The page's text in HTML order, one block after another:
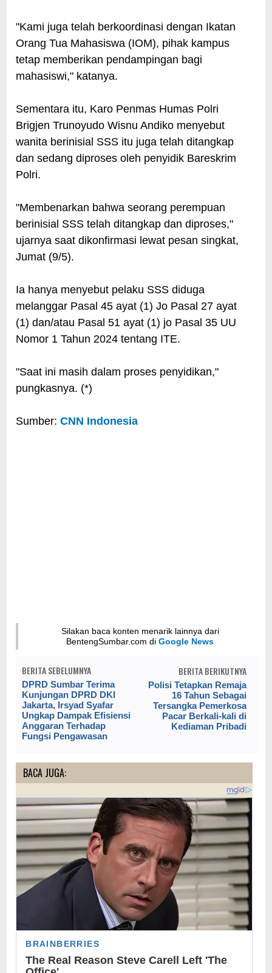
"Kami juga telah berkoordinasi dengan Ikatan
Orang Tua Mahasiswa (IOM), pihak kampus
tetap memberikan pendampingan bagi
mahasiswi," katanya.
Sementara itu, Karo Penmas Humas Polri
Brigjen Trunoyudo Wisnu Andiko menyebut
wanita berinisial SSS itu juga telah ditangkap
dan sedang diproses oleh penyidik Bareskrim
Polri.
"Membenarkan bahwa seorang perempuan
berinisial SSS telah ditangkap dan diproses,"
ujarnya saat dikonfirmasi lewat pesan singkat,
Jumat (9/5).
Ia hanya menyebut pelaku SSS diduga
melanggar Pasal 45 ayat (1) Jo Pasal 27 ayat
(1) dan/atau Pasal 51 ayat (1) jo Pasal 35 UU
Nomor 1 Tahun 2024 tentang ITE.
"Saat ini masih dalam proses penyidikan,"
pungkasnya. (*)
Sumber:CNN Indonesia
Silakan baca konten menarik lainnya dari
BentengSumbar.com diGoogle News
BERITA SEBELUMNYA
DPRD Sumbar Terima
Kunjungan DPRD DKI
Jakarta, Irsyad Syafar
Ungkap Dampak Efisiensi
Anggaran Terhadap
Fungsi Pengawasan
BERITA BERIKUTNYA
Polisi Tetapkan Remaja
16 Tahun Sebagai
Tersangka Pemerkosa
Pacar Berkali-kali di
Kediaman Pribadi
BACA JUGA: